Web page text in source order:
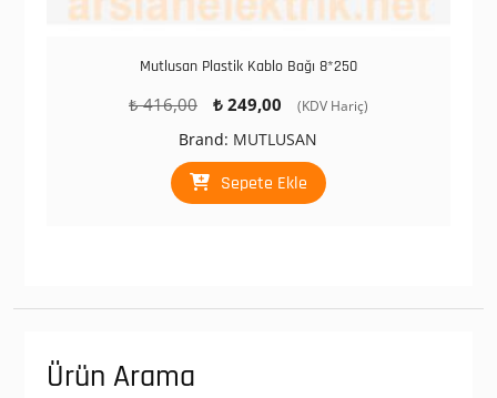
Mutlusan Plastik Kablo Bağı 8*250
₺416,00
Orijinal
₺ 416,00.
₺249,00
Şu
fiyat:
₺ 249,00.
(KDV Hariç)
Brand: MUTLUSAN
Sepete Ekle
Ürün Arama